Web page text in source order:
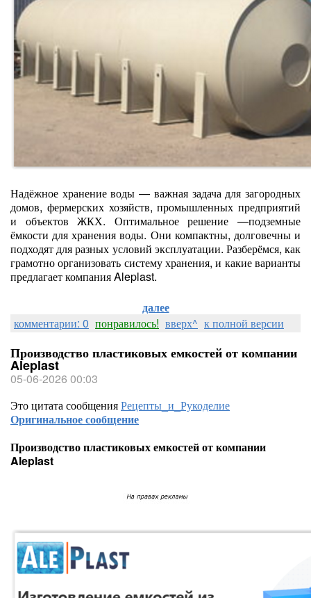
Надёжное хранение воды — важная задача для загородных
домов, фермерских хозяйств, промышленных предприятий
и объектов ЖКХ. Оптимальное решение —подземные
ёмкости для хранения воды. Они компактны, долговечны и
подходят для разных условий эксплуатации. Разберёмся, как
грамотно организовать систему хранения, и какие варианты
предлагает компания Aleplast.
далее
комментарии: 0 понравилось! вверх^ к полной версии
Производство пластиковых емкостей от компании
Aleplast
05-06-2026 00:03
Это цитата сообщенияРецепты_и_Рукоделие
Оригинальное сообщение
Производство пластиковых емкостей от компании
Aleplast